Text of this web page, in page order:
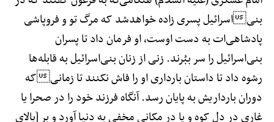
بنیاسرائیل پسری زاده خواهدشد که مرگ تو و فروپاشی
پادشاهی‌ات به دست اوست، او فرمان داد تا پسران
بنی‌اسرائیل را سر ببُرند. زنی از زنان بنی‌اسرائیل به قابله‌ها
رشوه داد تا داستان بارداری او را فاش نکنند تا زمانیکه
دوران بارداریش به پایان رسد. آنگاه فرزند خود را در صحرا یا
غاری در دل کوه و یا در مکانی مخفی به دنیا آورد و بر [بالای